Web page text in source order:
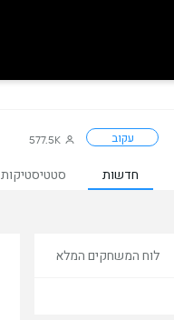
עקוב 577.5K
חדשות סטטיסטיקות
לוח המשחקים המלא